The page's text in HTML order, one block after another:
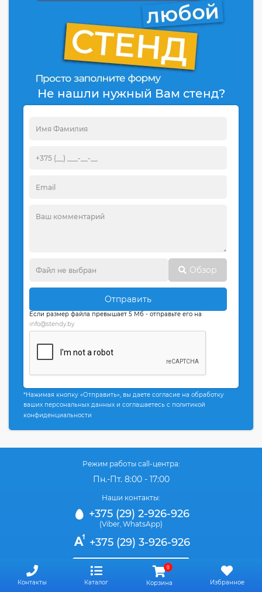
Контакты Каталог
0
Корзина Избранное
Не нашли нужный Вам стенд?
Обзор
Отправить
Если размер файла превышает 5 Мб - отправьте его на
info@stendy.by
*Нажимая кнопку «Отправить», вы даете согласие на обработку
ваших персональных данных и соглашаетесь с политикой
конфиденциальности
Режим работы call-центра:
Пн.-Пт. 8:00 - 17:00
Наши контакты:
+375 (29) 2-926-926
(Viber WhatsApp)
+375 (29) 3-926-926
Заказать звонок